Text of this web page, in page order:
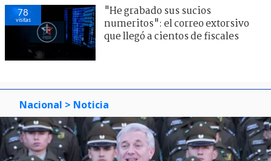
78
visitas
"He grabado sus sucios
numeritos": el correo extorsivo
que llegó a cientos de fiscales
Nacional > Noticia